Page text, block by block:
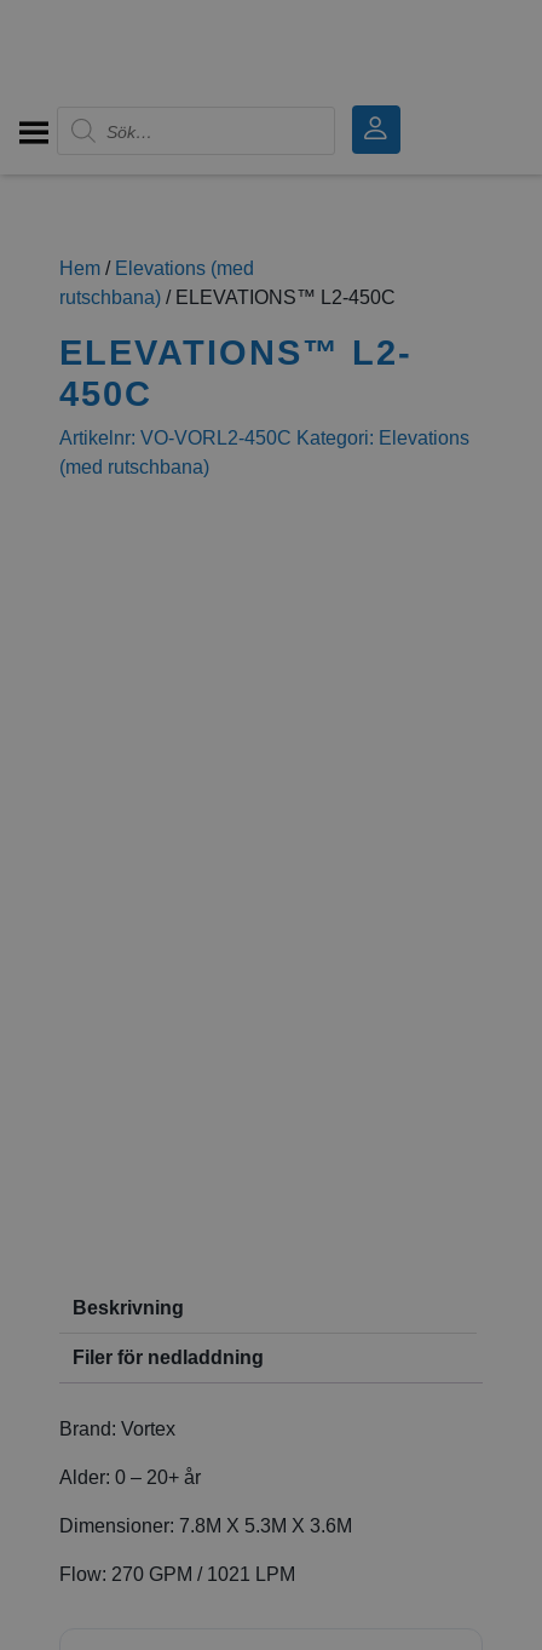
Produktsökning
Hem / Elevations (med
rutschbana) / ELEVATIONS™ L2-450C
ELEVATIONS™ L2-
450C
Artikelnr: VO-VORL2-450C Kategori: Elevations
(med rutschbana)
Beskrivning
Filer för nedladdning
Brand: Vortex
Alder: 0 – 20+ år
Dimensioner: 7.8M X 5.3M X 3.6M
Flow: 270 GPM / 1021 LPM